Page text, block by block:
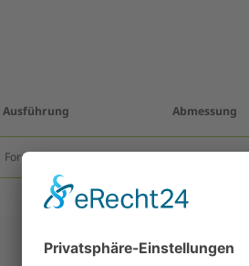
Ausführung Abmessung
Formatware 19 x 28 cm